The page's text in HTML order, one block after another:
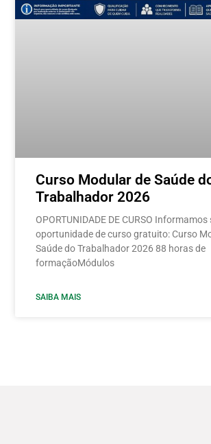
Curso Modular de Saúde
Trabalhador 2026
OPORTUNIDADE DE CURSO Informamos
oportunidade de curso gratuito: Curso
Saúde do Trabalhador 2026 88 horas de
formaçãoMódulos
SAIBA MAIS